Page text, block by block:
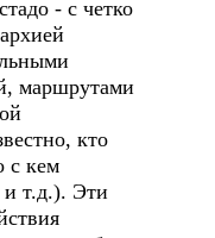
- с четко
маршрутами
кто
с кем
и т.д.). Эти